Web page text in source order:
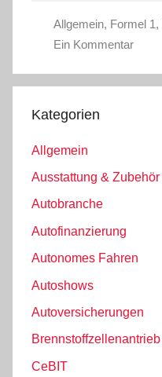
Allgemein, Formel 1,
Ein Kommentar
Kategorien
Allgemein
Ausstattung & Zubehör
Autobranche
Autofinanzierung
Autonomes Fahren
Autoshows
Autoversicherungen
Brennstoffzellenantrieb
CeBIT